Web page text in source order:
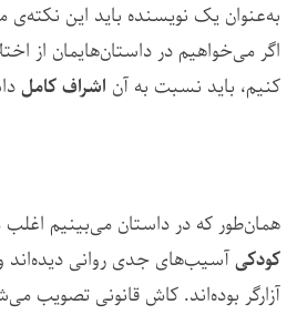
به‌عنوان یک نویسنده باید این نکته‌ی
اگر می‌خواهیم در داستان‌هایمان از
کنیم، باید نسبت به آن اشراف کامل
همان‌طور که در داستان می‌بینیم
کودکیآسیب‌های جدی روانی دیده‌اند
آزارگر بوده‌اند. کاش قانونی تصویب